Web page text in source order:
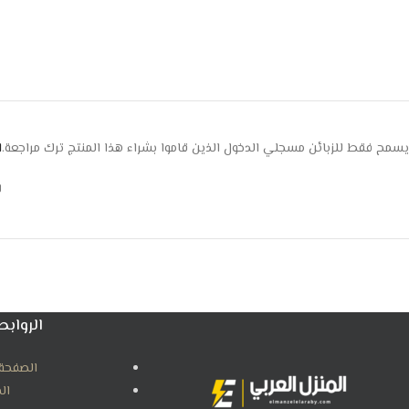
يسمح فقط للزبائن مسجلي الدخول الذين قاموا بشراء هذا المنتج ترك مراجعة.